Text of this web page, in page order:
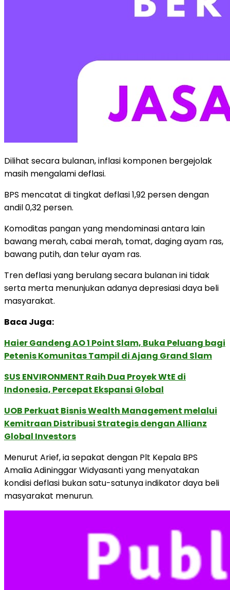
Dilihat secara bulanan, inflasi komponen bergejolak
masih mengalami deflasi.
BPS mencatat di tingkat deflasi 1,92 persen dengan
andil 0,32 persen.
Komoditas pangan yang mendominasi antara lain
bawang merah, cabai merah, tomat, daging ayam ras,
bawang putih, dan telur ayam ras.
Tren deflasi yang berulang secara bulanan ini tidak
serta merta menunjukan adanya depresiasi daya beli
masyarakat.
Baca Juga:
Haier Gandeng AO 1 Point Slam, Buka Peluang bagi
Petenis Komunitas Tampil di Ajang Grand Slam
SUS ENVIRONMENT Raih Dua Proyek WtE di
Indonesia, Percepat Ekspansi Global
UOB Perkuat Bisnis Wealth Management melalui
Kemitraan Distribusi Strategis dengan Allianz
Global Investors
Menurut Arief, ia sepakat dengan Plt Kepala BPS
Amalia Adininggar Widyasanti yang menyatakan
kondisi deflasi bukan satu-satunya indikator daya beli
masyarakat menurun.